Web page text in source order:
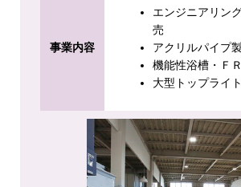
事業内容
エンジニアリン
売
アクリルパイプ
機能性浴槽・Ｆ
大型トップライ